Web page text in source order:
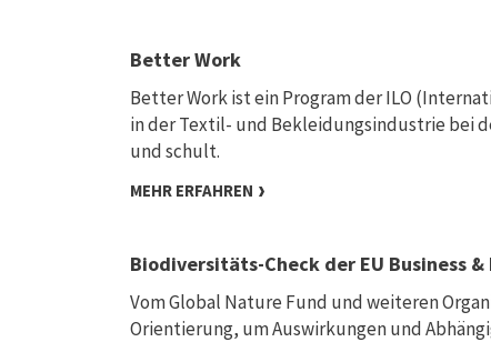
Better Work
Better Work ist ein Program der ILO
in der Textil- und Bekleidungsindustrie bei
und schult.
MEHR ERFAHREN
Biodiversitäts-Check der EU Business
Vom Global Nature Fund und weiteren
Orientierung, um Auswirkungen und